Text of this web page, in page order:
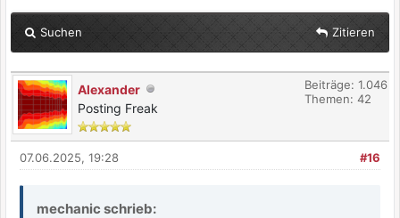
Suchen Zitieren
Alexander
Posting Freak
Beiträge: 1.046
Themen: 42
#16
07.06.2025, 19:28
mechanic schrieb: